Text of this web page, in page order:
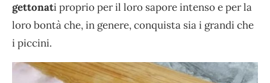
gettonati proprio per il loro sapore intenso e per la
loro bontà che, in genere, conquista sia i grandi che
i piccini.